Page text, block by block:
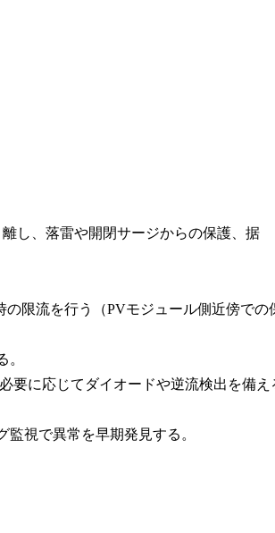
し、落雷や開閉サージからの保護、据
限流を行う（PVモジュール側近傍での
要に応じてダイオードや逆流検出を備え
視で異常を早期発見する。